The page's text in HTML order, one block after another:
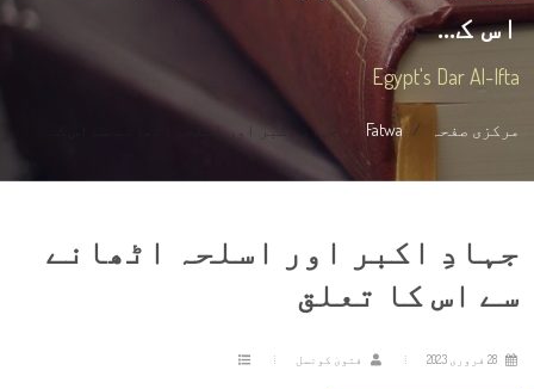
اس ک...
Egypt's Dar Al-Ifta
مرکزی صفحہ Fatwa جہادِ اکبر اور اسلحہ اٹھانے سے اس ک...
جہادِ اکبر اور اسلحہ اٹھانے
سے اس کا تعلق
فتویٰ کونسل